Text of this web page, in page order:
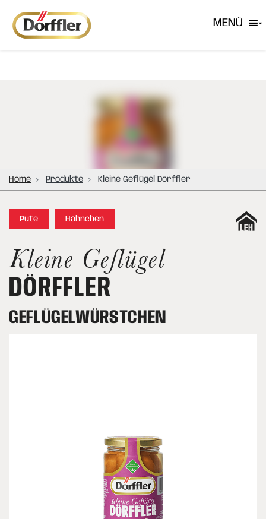
MENÜ
Home Produkte Kleine Geflügel Dörffler
Pute Hähnchen
Kleine Geflügel
DÖRFFLER
GEFLÜGELWÜRSTCHEN